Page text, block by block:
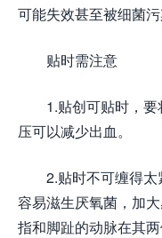
可能失效甚至被细菌污
贴时需注意
1.贴创可贴时，
压可以减少出血。
2.贴时不可缠得
容易滋生厌氧菌，加
指和脚趾的动脉在其